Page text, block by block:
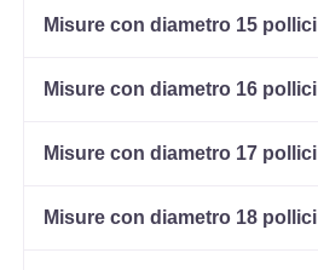
Misure con diametro 15 pollici
Misure con diametro 16 pollici
Misure con diametro 17 pollici
Misure con diametro 18 pollici